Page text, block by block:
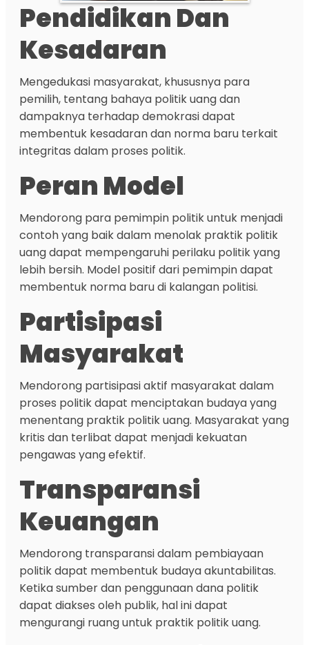
Pendidikan Dan
Kesadaran
Mengedukasi masyarakat, khususnya para
pemilih, tentang bahaya politik uang dan
dampaknya terhadap demokrasi dapat
membentuk kesadaran dan norma baru terkait
integritas dalam proses politik.
Peran Model
Mendorong para pemimpin politik untuk menjadi
contoh yang baik dalam menolak praktik politik
uang dapat mempengaruhi perilaku politik yang
lebih bersih. Model positif dari pemimpin dapat
membentuk norma baru di kalangan politisi.
Partisipasi
Masyarakat
Mendorong partisipasi aktif masyarakat dalam
proses politik dapat menciptakan budaya yang
menentang praktik politik uang. Masyarakat yang
kritis dan terlibat dapat menjadi kekuatan
pengawas yang efektif.
Transparansi
Keuangan
Mendorong transparansi dalam pembiayaan
politik dapat membentuk budaya akuntabilitas.
Ketika sumber dan penggunaan dana politik
dapat diakses oleh publik, hal ini dapat
mengurangi ruang untuk praktik politik uang.